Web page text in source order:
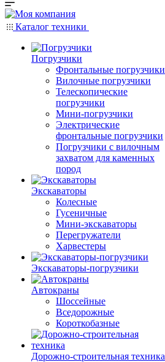
Каталог техники
Погрузчики
Фронтальные погрузчики
Вилочные погрузчики
Телескопические
погрузчики
Мини-погрузчики
Электрические
фронтальные погрузчики
Погрузчики с вилочным
захватом для каменных
пород
Экскаваторы
Колесные
Гусеничные
Мини-экскаваторы
Перегружатели
Харвестеры
Экскаваторы-погрузчики
Автокраны
Шоссейные
Вседорожные
Короткобазные
Дорожно-строительная техника